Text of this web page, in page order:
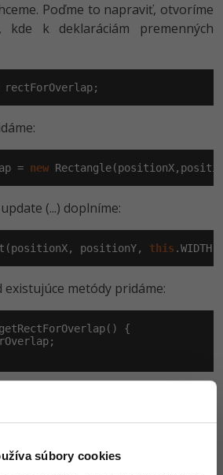
súbory cookies
Poďme to napraviť, otvoríme
kde k deklaráciám premenných
rectForOverlap;
= new
(...) doplníme:
positionY, this
metódy pridáme:
{
uložíme. Čo nám zostáva ďalej?
triedy OverlapsManager­.java,
kde k deklaráciám